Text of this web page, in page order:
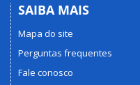
SAIBA MAIS
Mapa do site
Perguntas frequentes
Fale conosco